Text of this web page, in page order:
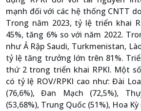
mạnh đối với các hệ thống CNTT
Trong năm 2023, tỷ lệ triển khai
45%, tăng 6% so với năm 2022.
như Ả Rập Saudi, Turkmenistan,
tỷ lệ tăng trưởng lớn trên 81%.
thứ 2 trong triển khai RPKI. Một
có tỷ lệ ROV/RPKI cao như: Đài
(76,6%), Đan Mạch (72,5%),
(53,68%), Trung Quốc (51%), Hoa Kỳ